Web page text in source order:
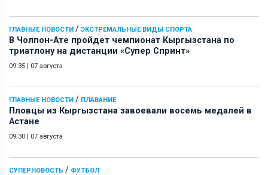
ГЛАВНЫЕ НОВОСТИ / ЭКСТРЕМАЛЬНЫЕ ВИДЫ СПОРТА
В Чолпон-Ате пройдет чемпионат Кыргызстана по
триатлону на дистанции «Супер Спринт»
09:35 | 07 августа
ГЛАВНЫЕ НОВОСТИ / ПЛАВАНИЕ
Пловцы из Кыргызстана завоевали восемь медалей в
Астане
09:30 | 07 августа
СУПЕРНОВОСТЬ / ФУТБОЛ